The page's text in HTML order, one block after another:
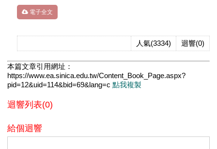
電子全文
迴響(0)
人氣(3334)
本篇文章引用網址：
https://www.ea.sinica.edu.tw/Content_Book_Page.aspx?
pid=12&uid=114&bid=69&lang=c 點我複製
迴響列表(0)
給個迴響